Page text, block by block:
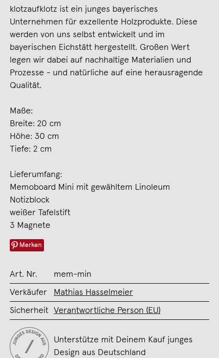
klotzaufklotz ist ein junges bayerisches
Unternehmen für exzellente Holzprodukte. Diese
werden von uns selbst entwickelt und im
bayerischen Eichstätt hergestellt. Großen Wert
legen wir dabei auf nachhaltige Materialien und
Prozesse - und natürliche auf eine herausragende
Qualität.
Maße:
Breite: 20 cm
Höhe: 30 cm
Tiefe: 2 cm
Lieferumfang:
Memoboard Mini mit gewähltem Linoleum
Notizblock
weißer Tafelstift
3 Magnete
Merken
Art. Nr. mem-min
Verkäufer Mathias Hasselmeier
Sicherheit Verantwortliche Person (EU)
Unterstütze mit Deinem Kauf junges
Design aus Deutschland